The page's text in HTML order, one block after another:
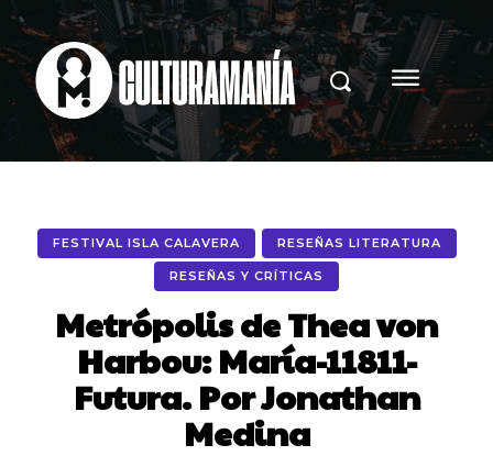
FESTIVAL ISLA CALAVERA RESEÑAS LITERATURA
RESEÑAS Y CRÍTICAS
Metrópolis de Thea von
Harbou: María-11811-
Futura. Por Jonathan
Medina